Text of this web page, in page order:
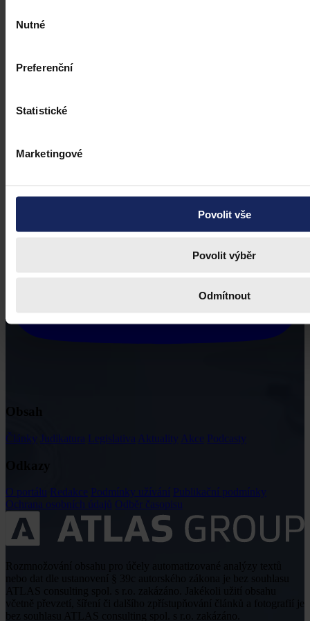
souhlasu
Nutné
Preferenční
Statistické
Marketingové
Povolit vše
Povolit výběr
Odmítnout
Články Judikatura Legislativa Aktuality Akce Podcasty
O portálu Redakce Podmínky užívání Publikační podmínky
Ochrana osobních údajů Odběr časopisu
včetně převzetí, šíření či dalšího zpřístupňování článků a fotografií je